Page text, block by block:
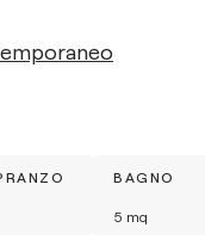
BAGNO
5 mq